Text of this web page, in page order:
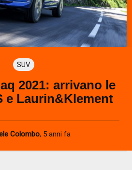
SUV
2021: arrivano le
e Laurin&Klement
Colombo, 5 anni fa